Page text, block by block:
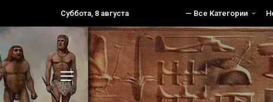
Суббота, 8 августа — Все Категории